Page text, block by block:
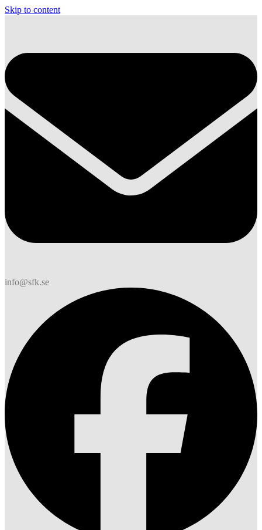
Skip to content
info@sfk.se